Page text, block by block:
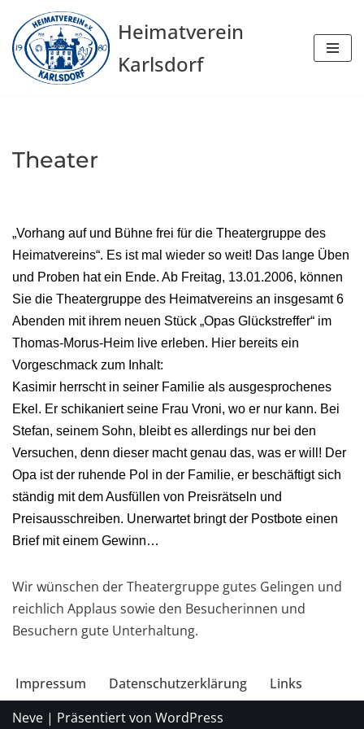
Zum
Inhalt
springen
Heimatverein
Karlsdorf
Theater
„Vorhang auf und Bühne frei für die Theatergruppe des
Heimatvereins“. Es ist mal wieder so weit! Das lange Üben
und Proben hat ein Ende. Ab Freitag, 13.01.2006, können
Sie die Theatergruppe des Heimatvereins an insgesamt 6
Abenden mit ihrem neuen Stück „Opas Glückstreffer“ im
Thomas-Morus-Heim live erleben. Hier bereits ein
Vorgeschmack zum Inhalt:
Kasimir herrscht in seiner Familie als ausgesprochenes
Ekel. Er schikaniert seine Frau Vroni, wo er nur kann. Bei
Stefan, seinem Sohn, bleibt es allerdings nur bei den
Versuchen, denn dieser macht genau das, was er will! Der
Opa ist der ruhende Pol in der Familie, er beschäftigt sich
ständig mit dem Ausfüllen von Preisrätseln und
Preisausschreiben. Unerwartet bringt der Postbote einen
Brief mit einem Gewinn…
Wir wünschen der Theatergruppe gutes Gelingen und
reichlich Applaus sowie den Besucherinnen und
Besuchern gute Unterhaltung.
Impressum Datenschutzerklärung
Links
Neve | Präsentiert von WordPress